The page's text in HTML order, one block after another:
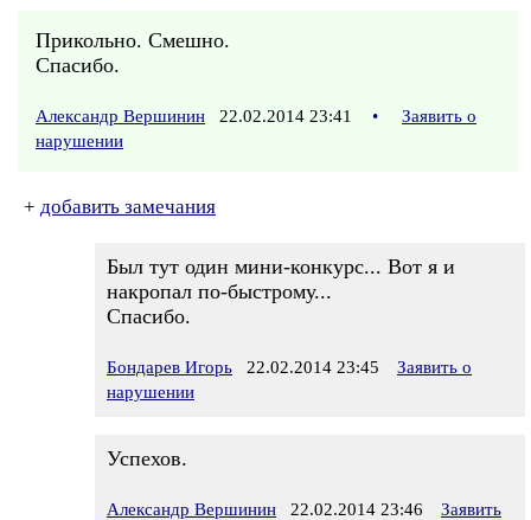
Прикольно. Смешно.
Спасибо.
Александр Вершинин 22.02.2014 23:41 •
Заявить о
нарушении
+ добавить замечания
Был тут один мини-конкурс... Вот я и
накропал по-быстрому...
Спасибо.
Бондарев Игорь 22.02.2014 23:45
Заявить о
нарушении
Успехов.
Александр Вершинин 22.02.2014 23:46
Заявить